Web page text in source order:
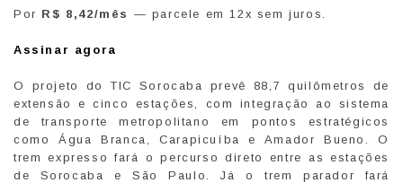
Por R$ 8,42/mês — parcele em 12x sem juros.
Assinar agora
O projeto do TIC Sorocaba prevê 88,7 quilômetros de
extensão e cinco estações, com integração ao sistema
de transporte metropolitano em pontos estratégicos
como Água Branca, Carapicuíba e Amador Bueno. O
trem expresso fará o percurso direto entre as estações
de Sorocaba e São Paulo. Já o trem parador fará